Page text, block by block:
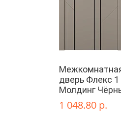
дверь Флекс 1
Молдинг
глухая
1 048.80 р.